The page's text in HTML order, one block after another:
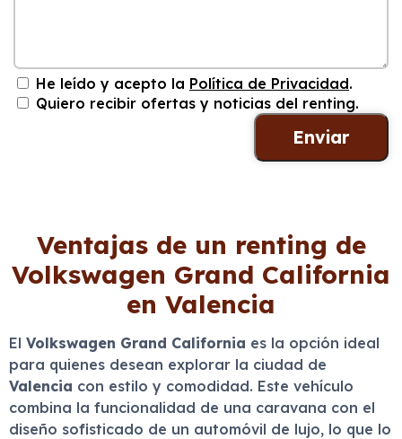
He leído y acepto la Política de Privacidad.
Quiero recibir ofertas y noticias del renting.
Ventajas de un renting de
Volkswagen Grand California
en Valencia
El Volkswagen Grand California es la opción ideal
para quienes desean explorar la ciudad de
Valencia con estilo y comodidad. Este vehículo
combina la funcionalidad de una caravana con el
diseño sofisticado de un automóvil de lujo, lo que lo